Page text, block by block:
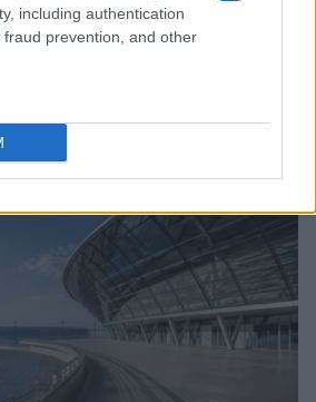
including authentication
prevention, and other
i dettagli
2026